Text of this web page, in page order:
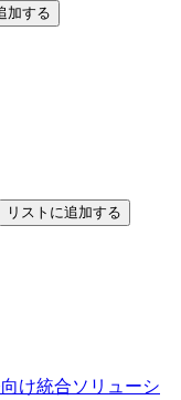
加する
リストに追加する
け統合ソリューシ